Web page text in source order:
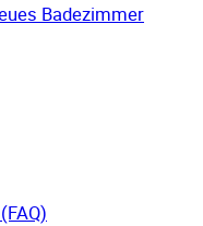
Badezimmer